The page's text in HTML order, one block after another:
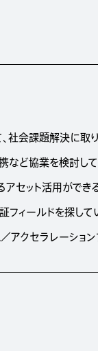
、社会課題解決に取
など協業を検討し
アセット活用ができ
フィールドを探して
アクセラレーショ